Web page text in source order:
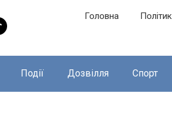
Головна
Події Дозвілля Спорт